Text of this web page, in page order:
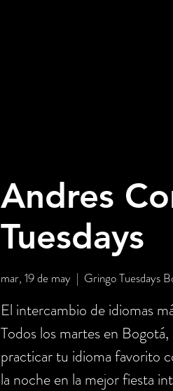
Andres
Tuesdays
mar, 19 de may
  |
Gringo Tuesdays
El intercambio de idiomas
Todos los martes en
practicar tu idioma favorito
la noche en la mejor fiesta